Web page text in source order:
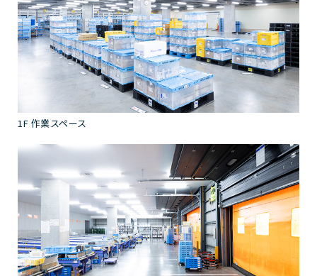
1F 作業スペース